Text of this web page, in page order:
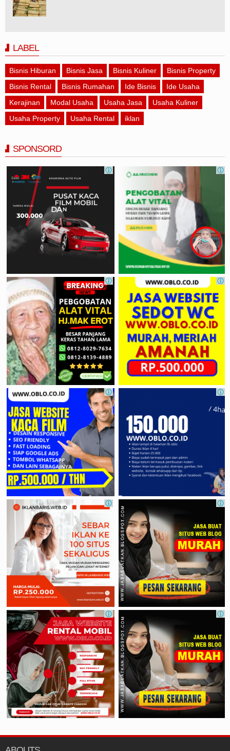
LABEL
Bisnis Hiburan Bisnis Jasa Bisnis Kuliner
Bisnis Property
Bisnis Rental
Bisnis Rumahan Ide Bisnis
Ide Usaha
Kerajinan
Modal Usaha Usaha Jasa
Usaha Kuliner
Usaha Property
Usaha Rental iklan
SPONSORD